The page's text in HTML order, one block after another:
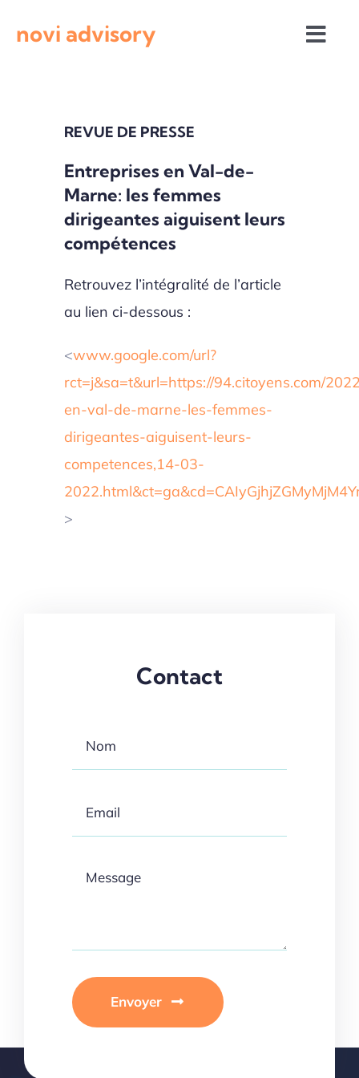
novi advisory
Actualités institutionnelles
Appels à projets
REVUE DE PRESSE
Entreprises en Val-de-
Marne: les femmes
dirigeantes aiguisent leurs
compétences
Retrouvez l’intégralité de l’article
au lien ci-dessous :
<www.google.com/url?
rct=j&sa=t&url=https://94.citoyens.com/
en-val-de-marne-les-femmes-
dirigeantes-aiguisent-leurs-
competences,14-03-
>
Contact
Envoyer